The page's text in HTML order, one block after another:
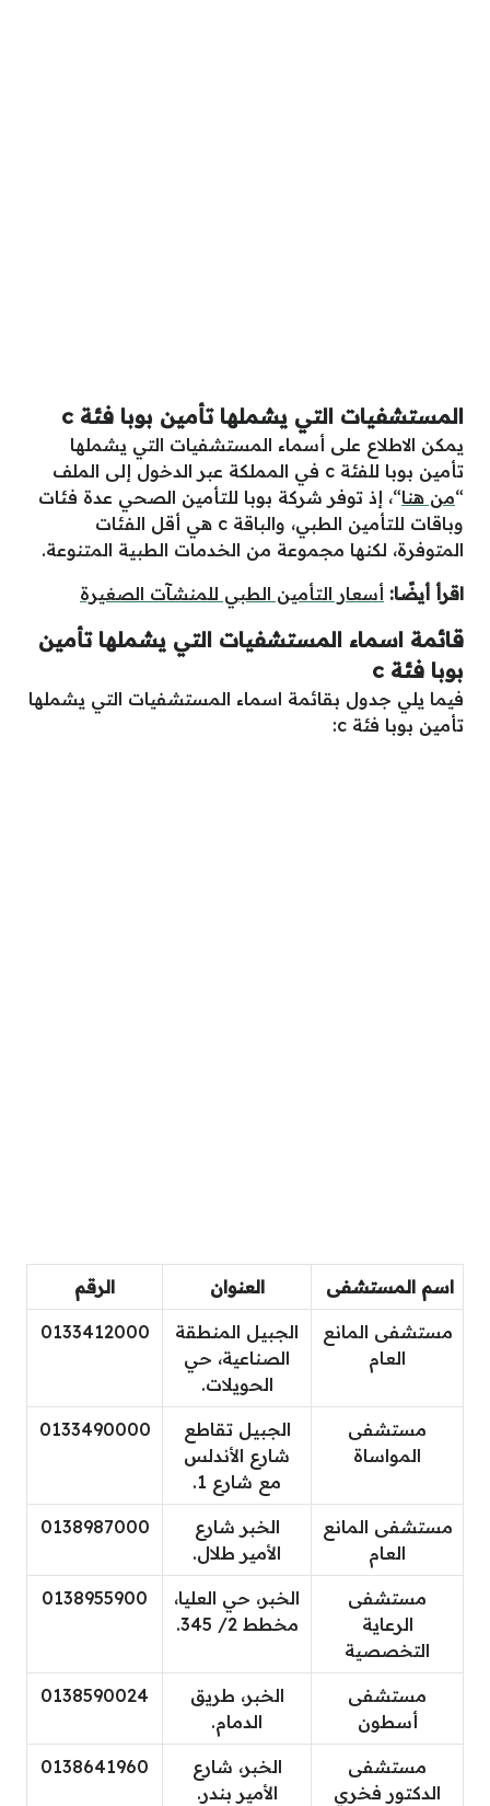
المستشفيات التي يشملها تأمين بوبا فئة c
يمكن الاطلاع على أسماء المستشفيات التي يشملها
تأمين بوبا للفئة c في المملكة عبر الدخول إلى الملف
“من هنا“، إذ توفر شركة بوبا للتأمين الصحي عدة فئات
وباقات للتأمين الطبي، والباقة c هي أقل الفئات
المتوفرة، لكنها مجموعة من الخدمات الطبية المتنوعة.
اقرأ أيضًا: أسعار التأمين الطبي للمنشآت الصغيرة
قائمة اسماء المستشفيات التي يشملها تأمين
بوبا فئة c
فيما يلي جدول بقائمة اسماء المستشفيات التي يشملها
تأمين بوبا فئة c:
اسم المستشفى العنوان الرقم
مستشفى المانع
العام
الجبيل المنطقة
الصناعية، حي
الحويلات.
0133412000
مستشفى
المواساة
الجبيل تقاطع
شارع الأندلس
مع شارع 1.
0133490000
مستشفى المانع
العام
الخبر شارع
الأمير طلال.
0138987000
مستشفى
الرعاية
التخصصية
الخبر، حي العليا،
مخطط 2/ 345.
0138955900
مستشفى
أسطون
الخبر، طريق
الدمام.
0138590024
مستشفى
الدكتور فخري
الخبر، شارع
الأمير بندر.
0138641960